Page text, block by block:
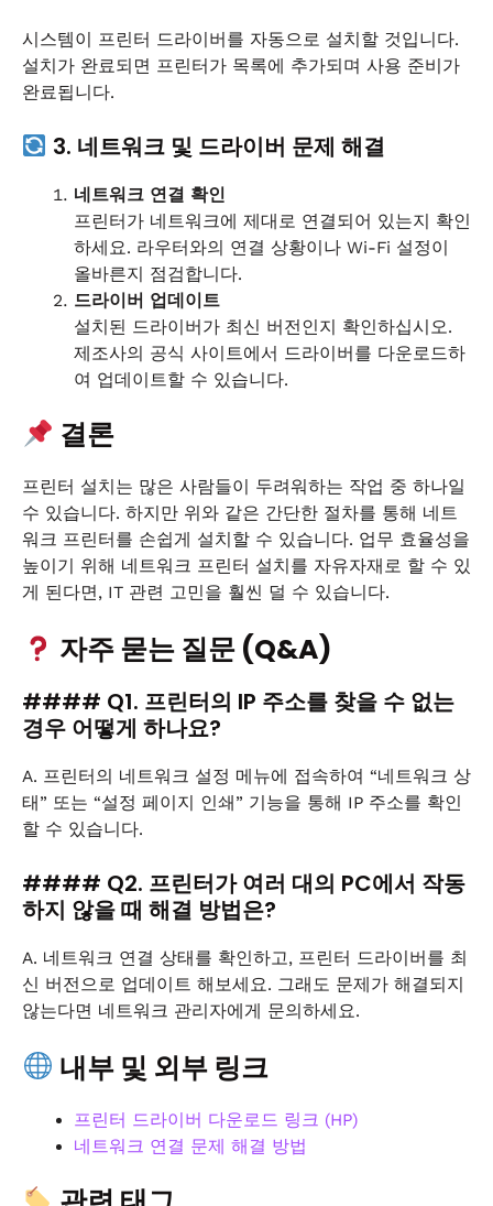
시스템이 프린터 드라이버를 자동으로 설치할 것입니다.
설치가 완료되면 프린터가 목록에 추가되며 사용 준비가
완료됩니다.
3. 네트워크 및 드라이버 문제 해결
네트워크 연결 확인
프린터가 네트워크에 제대로 연결되어 있는지 확인
하세요. 라우터와의 연결 상황이나 Wi-Fi 설정이
올바른지 점검합니다.
드라이버 업데이트
설치된 드라이버가 최신 버전인지 확인하십시오.
제조사의 공식 사이트에서 드라이버를 다운로드하
여 업데이트할 수 있습니다.
결론
프린터 설치는 많은 사람들이 두려워하는 작업 중 하나일
수 있습니다. 하지만 위와 같은 간단한 절차를 통해 네트
워크 프린터를 손쉽게 설치할 수 있습니다. 업무 효율성을
높이기 위해 네트워크 프린터 설치를 자유자재로 할 수 있
게 된다면, IT 관련 고민을 훨씬 덜 수 있습니다.
자주 묻는 질문 (Q&A)
#### Q1. 프린터의 IP 주소를 찾을 수 없는
경우 어떻게 하나요?
A. 프린터의 네트워크 설정 메뉴에 접속하여 “네트워크 상
태” 또는 “설정 페이지 인쇄” 기능을 통해 IP 주소를 확인
할 수 있습니다.
#### Q2. 프린터가 여러 대의 PC에서 작동
하지 않을 때 해결 방법은?
A. 네트워크 연결 상태를 확인하고, 프린터 드라이버를 최
신 버전으로 업데이트 해보세요. 그래도 문제가 해결되지
않는다면 네트워크 관리자에게 문의하세요.
내부 및 외부 링크
프린터 드라이버 다운로드 링크 (HP)
네트워크 연결 문제 해결 방법